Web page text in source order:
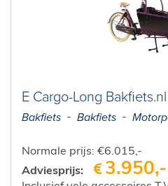
E Cargo-Long
Bakfiets Bakfiets
Normale prijs: €6.015,-
Adviesprijs:
3.950,-